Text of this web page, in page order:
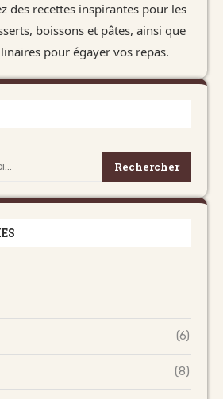
des recettes inspirantes pour les
boissons et pâtes, ainsi que
pour égayer vos repas.
Rechercher
(6)
(8)